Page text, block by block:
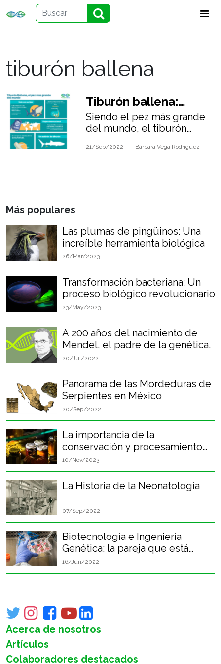
tiburón ballena
Tiburón ballena:
Conservando al pez
más grande del
Siendo el pez más grande
del mundo, el tiburón
gentileza con los humanos.
21/Sep/2022 Bárbara Vega Rodríguez
Más populares
Las plumas de pingüinos: Una
increíble herramienta biológica
26/Mar/2023
Transformación bacteriana: Un
proceso biológico revolucionario
23/May/2023
A 200 años del nacimiento de
Mendel, el padre de la genética.
20/Jul/2022
Panorama de las Mordeduras de
Serpientes en México
20/Sep/2022
La importancia de la
conservación y procesamiento
de alimentos en el desarrollo de
la humanidad
10/Nov/2023
La Historia de la Neonatología
07/Sep/2022
Biotecnología e Ingeniería
Genética: la pareja que está
cambiando el mundo
16/Jun/2022
Acerca de nosotros
Artículos
Colaboradores destacados